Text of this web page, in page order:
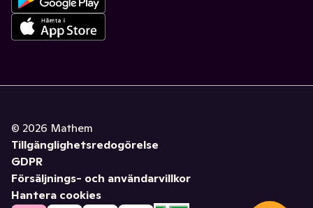
© 2026 Mathem
Tillgänglighetsredogörelse
GDPR
Försäljnings- och användarvillkor
Hantera cookies